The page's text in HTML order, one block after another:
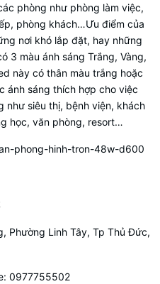
phòng như phòng làm việc,
phòng khách…Ưu điểm của
nơi khó lắp đặt, hay những
3 màu ánh sáng Trắng, Vàng,
này có thân màu trắng hoặc
ánh sáng thích hợp cho việc
như siêu thị, bệnh viện, khách
học, văn phòng, resort…
phong-hinh-tron-48w-d600
Phường Linh Tây, Tp Thủ Đức,
0977755502